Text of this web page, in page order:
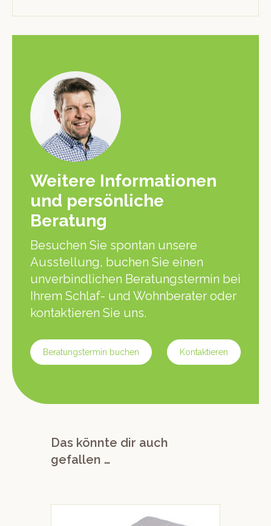
Weitere Informationen
und persönliche
Beratung
Besuchen Sie spontan unsere
Ausstellung, buchen Sie einen
unverbindlichen Beratungstermin bei
Ihrem Schlaf- und Wohnberater oder
kontaktieren Sie uns.
Beratungstermin buchen Kontaktieren
Das könnte dir auch
gefallen …